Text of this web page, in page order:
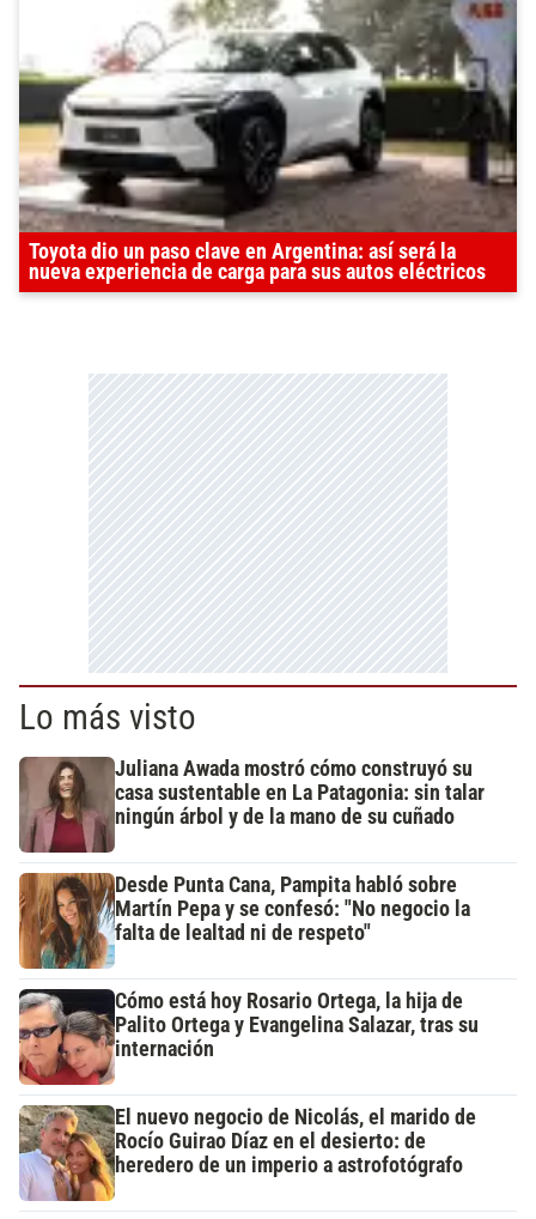
Toyota dio un paso clave en Argentina: así será la
nueva experiencia de carga para sus autos eléctricos
Lo más visto
Juliana Awada mostró cómo construyó su
casa sustentable en La Patagonia: sin talar
ningún árbol y de la mano de su cuñado
Desde Punta Cana, Pampita habló sobre
Martín Pepa y se confesó: "No negocio la
falta de lealtad ni de respeto"
Cómo está hoy Rosario Ortega, la hija de
Palito Ortega y Evangelina Salazar, tras su
internación
El nuevo negocio de Nicolás, el marido de
Rocío Guirao Díaz en el desierto: de
heredero de un imperio a astrofotógrafo